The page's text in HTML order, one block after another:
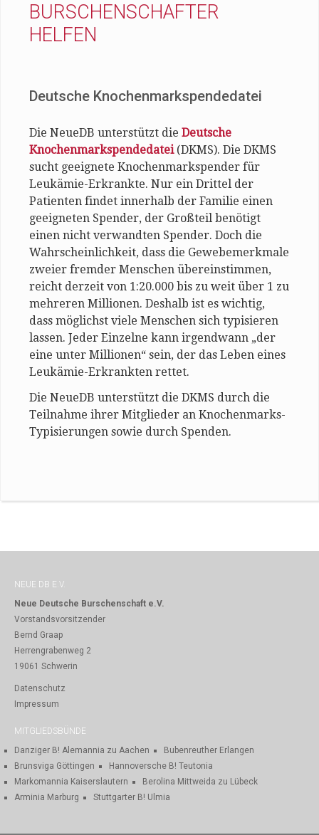
BURSCHENSCHAFTER
HELFEN
Deutsche Knochenmarkspendedatei
Die NeueDB unterstützt die Deutsche
Knochenmarkspendedatei(DKMS). Die DKMS
sucht geeignete Knochenmarkspender für
Leukämie-Erkrankte. Nur ein Drittel der
Patienten findet innerhalb der Familie einen
geeigneten Spender, der Großteil benötigt
einen nicht verwandten Spender. Doch die
Wahrscheinlichkeit, dass die Gewebemerkmale
zweier fremder Menschen übereinstimmen,
reicht derzeit von 1:20.000 bis zu weit über 1 zu
mehreren Millionen. Deshalb ist es wichtig,
dass möglichst viele Menschen sich typisieren
lassen. Jeder Einzelne kann irgendwann „der
eine unter Millionen“ sein, der das Leben eines
Leukämie-Erkrankten rettet.
Die NeueDB unterstützt die DKMS durch die
Teilnahme ihrer Mitglieder an Knochenmarks-
Typisierungen sowie durch Spenden.
NEUE DB E.V.
Neue Deutsche Burschenschaft e.V.
Vorstandsvorsitzender
Bernd Graap
Herrengrabenweg 2
19061 Schwerin
Datenschutz
Impressum
MITGLIEDSBÜNDE
Danziger B! Alemannia zu Aachen
Bubenreuther Erlangen
Brunsviga Göttingen
Hannoversche B! Teutonia
Markomannia Kaiserslautern
Berolina Mittweida zu Lübeck
Arminia Marburg
Stuttgarter B! Ulmia